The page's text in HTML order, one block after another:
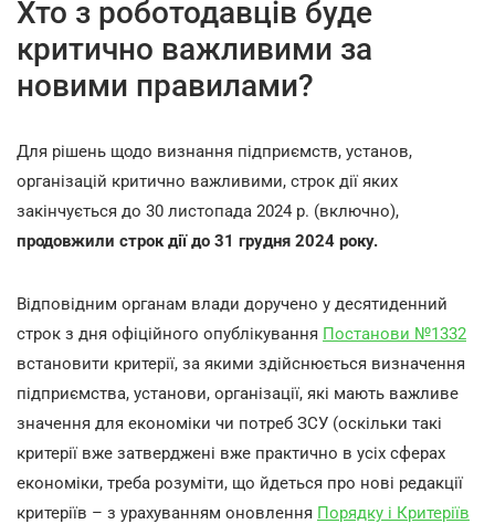
Хто з роботодавців буде
критично важливими за
новими правилами?
Для рішень щодо визнання підприємств, установ,
організацій критично важливими, строк дії яких
закінчується до 30 листопада 2024 р. (включно),
продовжили строк дії до 31 грудня 2024 року.
Відповідним органам влади доручено у десятиденний
строк з дня офіційного опублікування Постанови №1332
встановити критерії, за якими здійснюється визначення
підприємства, установи, організації, які мають важливе
значення для економіки чи потреб ЗСУ (оскільки такі
критерії вже затверджені вже практично в усіх сферах
економіки, треба розуміти, що йдеться про нові редакції
критеріїв – з урахуванням оновлення Порядку і Критеріїв